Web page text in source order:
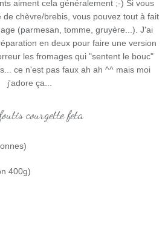
aiment cela généralement ;-) Si vous
chèvre/brebis, vous pouvez tout à fait
(parmesan, tomme, gruyère...). J'ai
en deux pour faire une version
les fromages qui "sentent le bouc"
ce n'est pas faux ah ah ^^ mais moi
j'adore ça...
400g)